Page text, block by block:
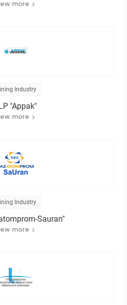
more
Industry
"Appak"
more
Industry
Sauran"
more